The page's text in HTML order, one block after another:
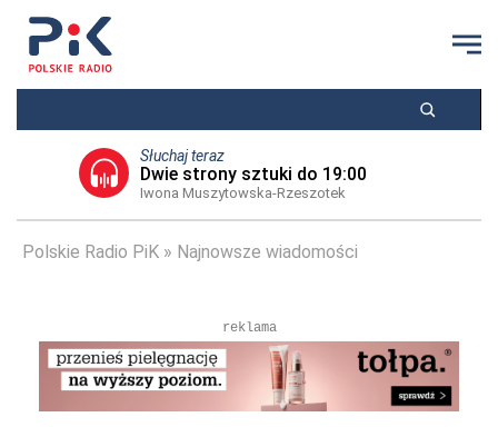
Słuchaj teraz
Dwie strony sztuki do 19:00
Iwona Muszytowska-Rzeszotek
Polskie Radio PiK Najnowsze wiadomości
reklama